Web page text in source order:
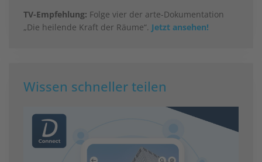
TV-Empfehlung: Folge vier der arte-Dokumentation
„Die heilende Kraft der Räume“. Jetzt ansehen!
Wissen schneller teilen